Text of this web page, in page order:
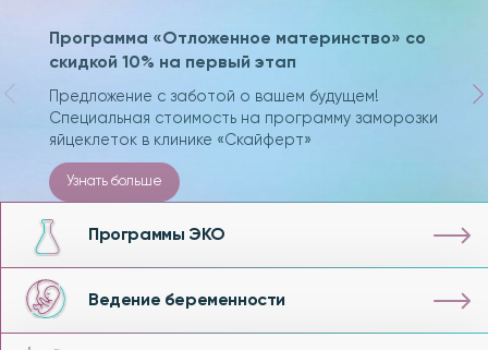
Программа «Отложенное материнство» со
скидкой 10% на первый этап
Предложение с заботой о вашем будущем!
Специальная стоимость на программу заморозки
яйцеклеток в клинике «Скайферт»
Узнать больше
Программы ЭКО
Ведение беременности